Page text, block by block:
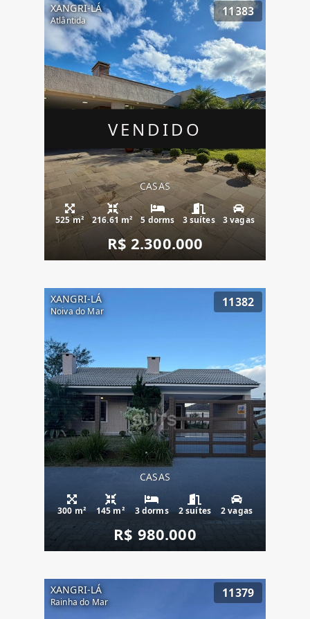
VENDIDO
XANGRI-LÁ
Atlântida
11383
CASAS
525 m² 216.61 m² 5 dorms 3 suítes 3 vagas
R$ 2.300.000
XANGRI-LÁ
Noiva do Mar
11382
CASAS
300 m² 145 m² 3 dorms 2 suítes 2 vagas
R$ 980.000
XANGRI-LÁ
Rainha do Mar
11379